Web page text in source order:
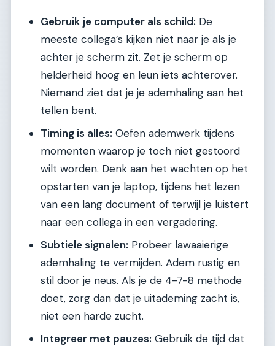
Gebruik je computer als schild: De
meeste collega’s kijken niet naar je als je
achter je scherm zit. Zet je scherm op
helderheid hoog en leun iets achterover.
Niemand ziet dat je je ademhaling aan het
tellen bent.
Timing is alles: Oefen ademwerk tijdens
momenten waarop je toch niet gestoord
wilt worden. Denk aan het wachten op het
opstarten van je laptop, tijdens het lezen
van een lang document of terwijl je luistert
naar een collega in een vergadering.
Subtiele signalen: Probeer lawaaierige
ademhaling te vermijden. Adem rustig en
stil door je neus. Als je de 4-7-8 methode
doet, zorg dan dat je uitademing zacht is,
niet een harde zucht.
Integreer met pauzes: Gebruik de tijd dat